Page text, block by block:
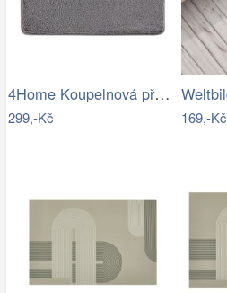
4Home Koupelnová předložka Comfort, 40…
299,-Kč 169,-Kč